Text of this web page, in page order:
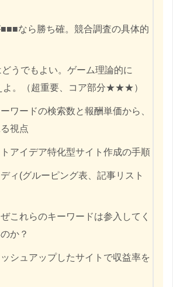
■■■なら勝ち確。競合調査の具体的
どうでもよい。ゲーム理論的に
よ。（超重要、コア部分★★★）
ワードの検索数と報酬単価から、
視点
アイデア特化型サイト作成の手順
ディ(グルーピング表、記事リスト
これらのキーワードは参入してく
か？
シュアップしたサイトで収益率を